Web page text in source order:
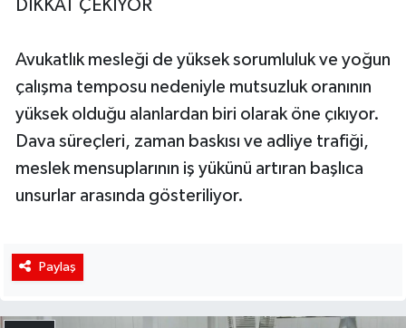
DİKKAT ÇEKİYOR
Avukatlık mesleği de yüksek sorumluluk ve yoğun
çalışma temposu nedeniyle mutsuzluk oranının
yüksek olduğu alanlardan biri olarak öne çıkıyor.
Dava süreçleri, zaman baskısı ve adliye trafiği,
meslek mensuplarının iş yükünü artıran başlıca
unsurlar arasında gösteriliyor.
Paylaş